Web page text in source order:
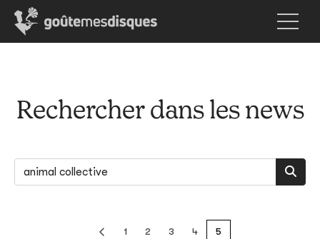
Rechercher dans les news
1 2 3 4 5